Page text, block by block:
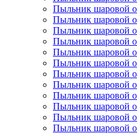
Пыльник шаровой
Пыльник шаровой
Пыльник шаровой
Пыльник шаровой
Пыльник шаровой
Пыльник шаровой
Пыльник шаровой
Пыльник шаровой
Пыльник шаровой
Пыльник шаровой
Пыльник шаровой
Пыльник шаровой